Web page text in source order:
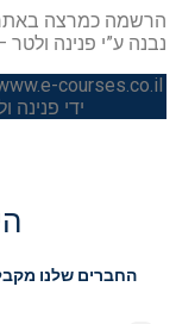
הרשמה כמרצה באתר
נבנה ע”י פנינה ולטר
ידי פנינה
החברים שלנו